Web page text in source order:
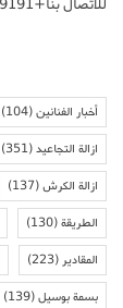
للاتصال بنا+212614999191
أخبار الفنانين(104)
ازالة التجاعيد(351)
ازالة الكرش(137)
الطريقة(130)
المقادير(223)
بسمة بوسيل(139)